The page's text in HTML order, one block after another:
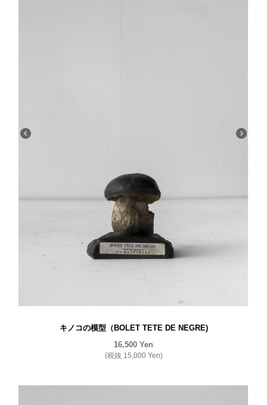
キノコの模型（BOLET TETE DE NEGRE)
16,500 Yen
(税抜 15,000 Yen)